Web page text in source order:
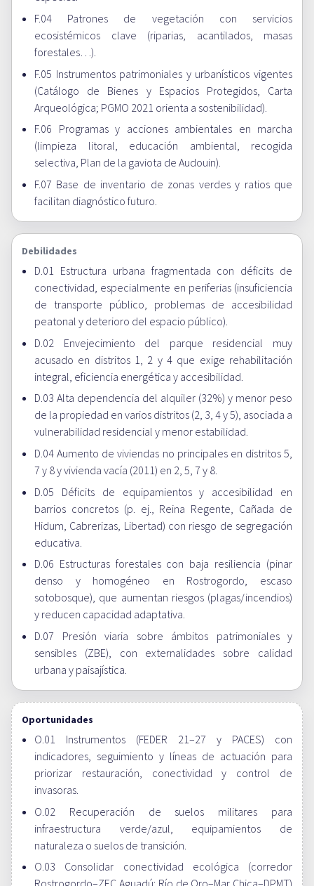
F.04 Patrones de vegetación con servicios
ecosistémicos clave (riparias, acantilados, masas
forestales…).
F.05 Instrumentos patrimoniales y urbanísticos vigentes
(Catálogo de Bienes y Espacios Protegidos, Carta
Arqueológica; PGMO 2021 orienta a sostenibilidad).
F.06 Programas y acciones ambientales en marcha
(limpieza litoral, educación ambiental, recogida
selectiva, Plan de la gaviota de Audouin).
F.07 Base de inventario de zonas verdes y ratios que
facilitan diagnóstico futuro.
Debilidades
D.01 Estructura urbana fragmentada con déficits de
conectividad, especialmente en periferias (insuficiencia
de transporte público, problemas de accesibilidad
peatonal y deterioro del espacio público).
D.02 Envejecimiento del parque residencial muy
acusado en distritos 1, 2 y 4 que exige rehabilitación
integral, eficiencia energética y accesibilidad.
D.03 Alta dependencia del alquiler (32%) y menor peso
de la propiedad en varios distritos (2, 3, 4 y 5), asociada a
vulnerabilidad residencial y menor estabilidad.
D.04 Aumento de viviendas no principales en distritos 5,
7 y 8 y vivienda vacía (2011) en 2, 5, 7 y 8.
D.05 Déficits de equipamientos y accesibilidad en
barrios concretos (p. ej., Reina Regente, Cañada de
Hidum, Cabrerizas, Libertad) con riesgo de segregación
educativa.
D.06 Estructuras forestales con baja resiliencia (pinar
denso y homogéneo en Rostrogordo, escaso
sotobosque), que aumentan riesgos (plagas/incendios)
y reducen capacidad adaptativa.
D.07 Presión viaria sobre ámbitos patrimoniales y
sensibles (ZBE), con externalidades sobre calidad
urbana y paisajística.
Oportunidades
O.01 Instrumentos (FEDER 21–27 y PACES) con
indicadores, seguimiento y líneas de actuación para
priorizar restauración, conectividad y control de
invasoras.
O.02 Recuperación de suelos militares para
infraestructura verde/azul, equipamientos de
naturaleza o suelos de transición.
O.03 Consolidar conectividad ecológica (corredor